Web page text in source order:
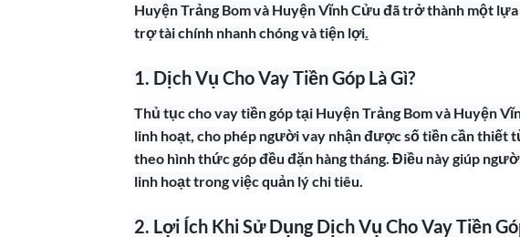
Huyện Trảng Bom và Huyện Vĩnh Cửu đã trở thành một
trợ tài chính nhanh chóng và tiện lợi.
1. Dịch Vụ Cho Vay Tiền Góp Là Gì?
Thủ tục cho vay tiền góp tại Huyện Trảng Bom và Huyện
linh hoạt, cho phép người vay nhận được số tiền cần thiết
theo hình thức góp đều đặn hàng tháng. Điều này giúp
linh hoạt trong việc quản lý chi tiêu.
2. Lợi Ích Khi Sử Dụng Dịch Vụ Cho Vay Tiền